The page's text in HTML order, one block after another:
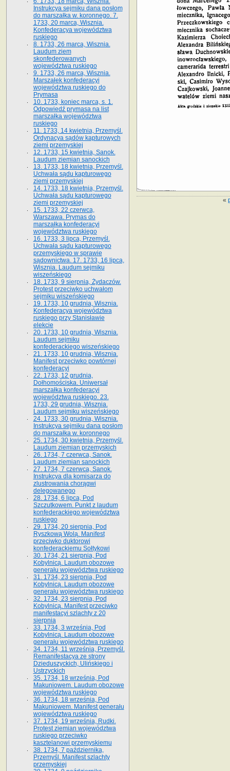
«
Instrukcya sejmiku dana posłom
do marszałka w. koronnego. 7.
1733, 20 marca, Wisznia.
Konfederacya województwa
ruskiego
8. 1733, 26 marca, Wisznia.
Laudum ziem
skonfederowanych
województwa ruskiego
9. 1733, 26 marca, Wisznia.
Marszałek konfederacyi
województwa ruskiego do
Prymasa
10. 1733, koniec marca, s. 1.
Odpowiedź prymasa na list
marszałka województwa
ruskiego
11. 1733, 14 kwietnia, Przemyśl.
Ordynacya sądów kapturowych
ziemi przemyskiej
12. 1733, 15 kwietnia, Sanok.
Laudum ziemian sanockich
13. 1733, 18 kwietnia, Przemyśl.
Uchwała sądu kapturowego
ziemi przemyskiej
14. 1733, 18 kwietnia, Przemyśl.
Uchwała sądu kapturowego
ziemi przemyskiej
15. 1733, 22 czerwca,
Warszawa. Prymas do
marszałka konfederacyi
województwa ruskiego
16. 1733, 3 lipca, Przemyśl.
Uchwała sądu kapturowego
przemyskiego w sprawie
sądownictwa. 17. 1733, 16 lipca,
Wisznia. Laudum sejmiku
wiszeńskiego
18. 1733, 9 sierpnia, Żydaczów.
Protest przeciwko uchwałom
sejmiku wiszeńskiego
19. 1733, 10 grudnia, Wisznia.
Konfederacya województwa
ruskiego przy Stanisławie
elekcie
20. 1733, 10 grudnia, Wisznia.
Laudum sejmiku
konfederackiego wiszeńskiego
21. 1733, 10 grudnia, Wisznia.
Manifest przeciwko powtórnej
konfederacyi
22. 1733, 12 grudnia,
Dołhomościska. Uniwersał
marszałka konfederacyi
województwa ruskiego. 23.
1733, 29 grudnia, Wisznia.
Laudum sejmiku wiszeńskiego
24. 1733, 30 grudnia, Wisznia.
Instrukcya sejmiku dana posłom
do marszałka w. koronnego
25. 1734, 30 kwietnia, Przemyśl.
Laudum ziemian przemyskich
26. 1734, 7 czerwca, Sanok.
Laudum ziemian sanockich
27. 1734, 7 czerwca, Sanok.
Instrukcya dla komisarza do
zlustrowania chorągwi
delegowanego
28. 1734, 6 lipca, Pod
Szczutkowem. Punkt z laudum
konfederackiego województwa
ruskiego
29. 1734, 20 sierpnia, Pod
Ryszkową Wolą. Manifest
przeciwko duktorowi
konfederackiemu Sołtykowi
30. 1734, 21 sierpnia, Pod
Kobylnicą. Laudum obozowe
generału województwa ruskiego
31. 1734, 23 sierpnia, Pod
Kobylnicą. Laudum obozowe
generału województwa ruskiego
32. 1734, 23 sierpnia, Pod
Kobylnicą. Manifest przeciwko
manifestacyi szlachty z 20
sierpnia
33. 1734, 3 września, Pod
Kobylnicą. Laudum obozowe
generału województwa ruskiego
34. 1734, 11 września, Przemyśl.
Remanifestacya ze strony
Dzieduszyckich, Ulińskiego i
Ustrzyckich
35. 1734, 18 września, Pod
Makuniowem. Laudum obozowe
województwa ruskiego
36. 1734, 18 września, Pod
Makuniowem. Manifest generału
województwa ruskiego
37. 1734, 19 września, Rudki.
Protest ziemian województwa
ruskiego przeciwko
kasztelanowi przemyskiemu
38. 1734, 7 października,
Przemyśl. Manifest szlachty
przemyskiej